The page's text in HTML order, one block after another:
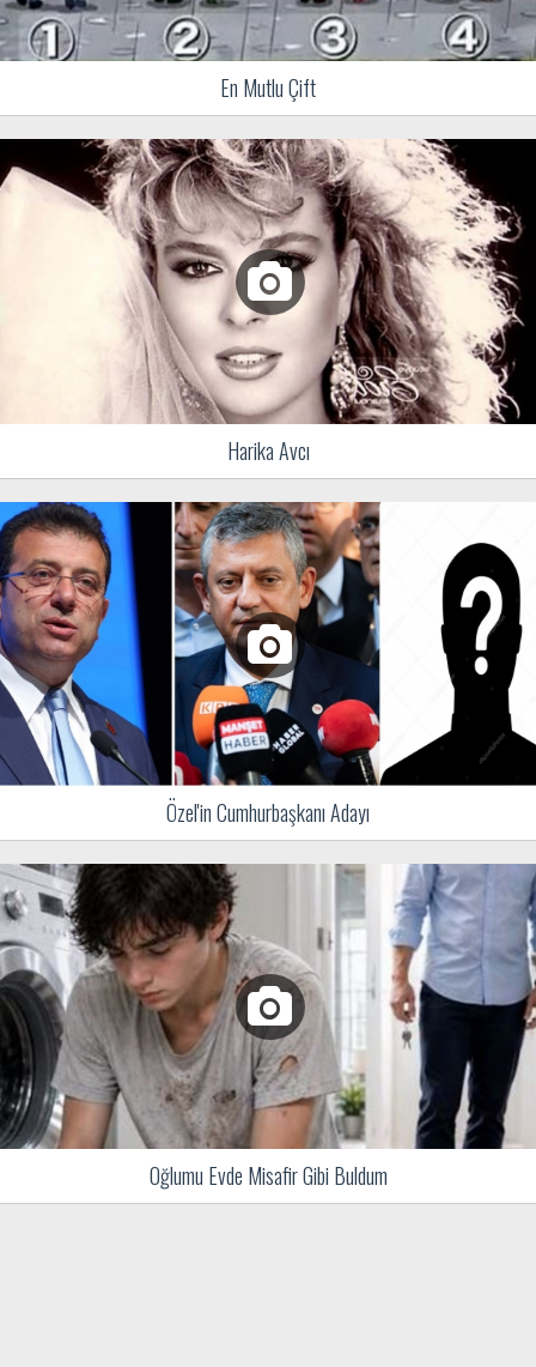
En Mutlu Çift
Harika Avcı
Özel'in Cumhurbaşkanı Adayı
Oğlumu Evde Misafir Gibi Buldum